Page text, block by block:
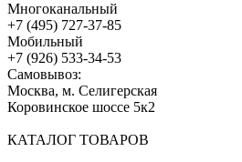
Многоканальный
+7 (495) 727-37-85
Мобильный
+7 (926) 533-34-53
Cамовывоз:
Москва, м. Селигерская
Коровинское шоссе 5к2
КАТАЛОГ ТОВАРОВ